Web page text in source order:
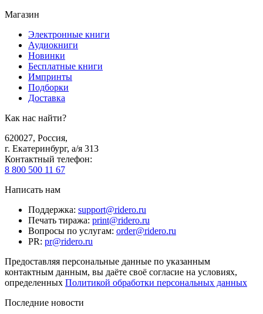
Магазин
Электронные книги
Аудиокниги
Новинки
Бесплатные книги
Импринты
Подборки
Доставка
Как нас найти?
620027, Россия,
г. Екатеринбург, а/я 313
Контактный телефон:
8 800 500 11 67
Написать нам
Поддержка: support@ridero.ru
Печать тиража: print@ridero.ru
Вопросы по услугам: order@ridero.ru
PR: pr@ridero.ru
Предоставляя персональные данные по указанным
контактным данным, вы даёте своё согласие на условиях,
определенных Политикой обработки персональных данных
Последние новости